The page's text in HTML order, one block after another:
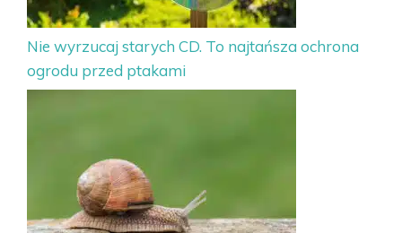
Nie wyrzucaj starych CD. To najtańsza ochrona
ogrodu przed ptakami